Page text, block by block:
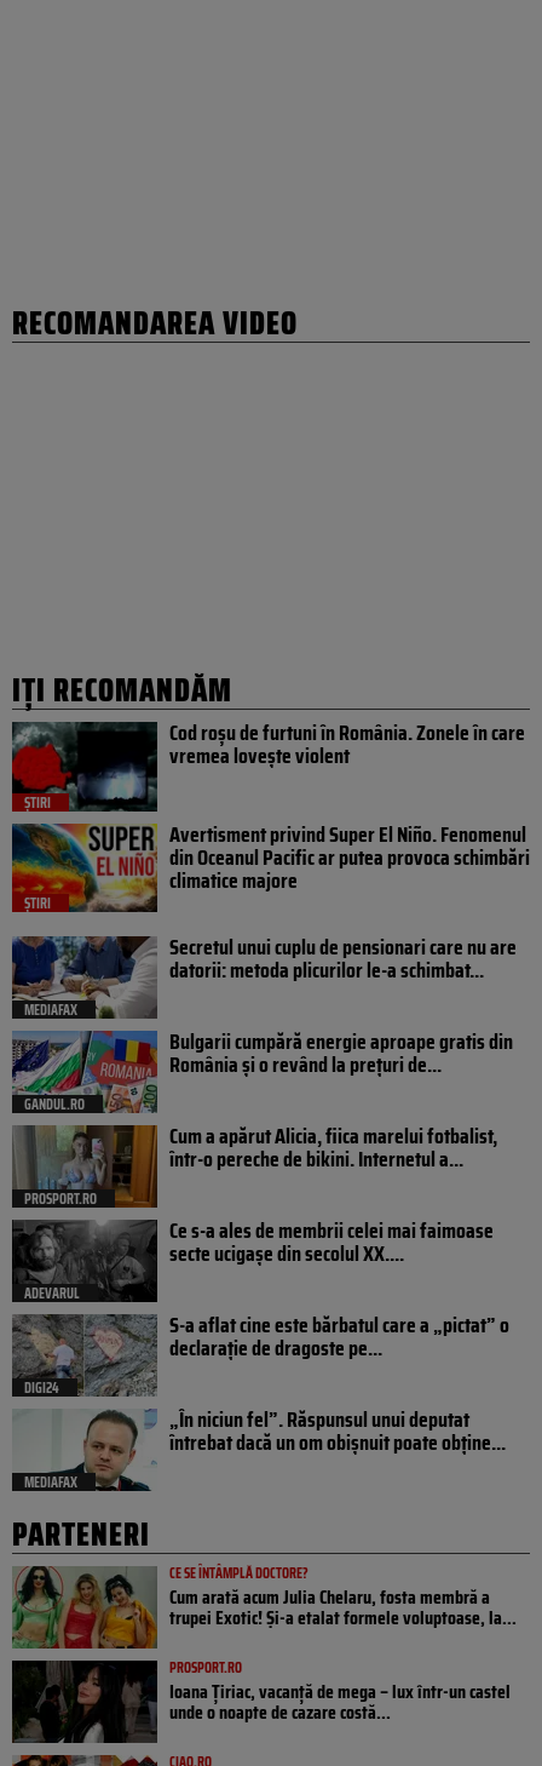
RECOMANDAREA VIDEO
IȚI RECOMANDĂM
ȘTIRI
Cod roșu de furtuni în România. Zonele în care
vremea lovește violent
ȘTIRI
Avertisment privind Super El Niño. Fenomenul
din Oceanul Pacific ar putea provoca schimbări
climatice majore
MEDIAFAX
Secretul unui cuplu de pensionari care nu are
datorii: metoda plicurilor le-a schimbat...
GANDUL.RO
Bulgarii cumpără energie aproape gratis din
România și o revând la prețuri de...
PROSPORT.RO
Cum a apărut Alicia, fiica marelui fotbalist,
într-o pereche de bikini. Internetul a...
ADEVARUL
Ce s-a ales de membrii celei mai faimoase
secte ucigașe din secolul XX....
DIGI24
S-a aflat cine este bărbatul care a „pictat” o
declarație de dragoste pe...
MEDIAFAX
„În niciun fel”. Răspunsul unui deputat
întrebat dacă un om obișnuit poate obține...
PARTENERI
CE SE ÎNTÂMPLĂ DOCTORE?
Cum arată acum Julia Chelaru, fosta membră a
trupei Exotic! Și-a etalat formele voluptoase, la...
PROSPORT.RO
Ioana Țiriac, vacanță de mega – lux într-un castel
unde o noapte de cazare costă...